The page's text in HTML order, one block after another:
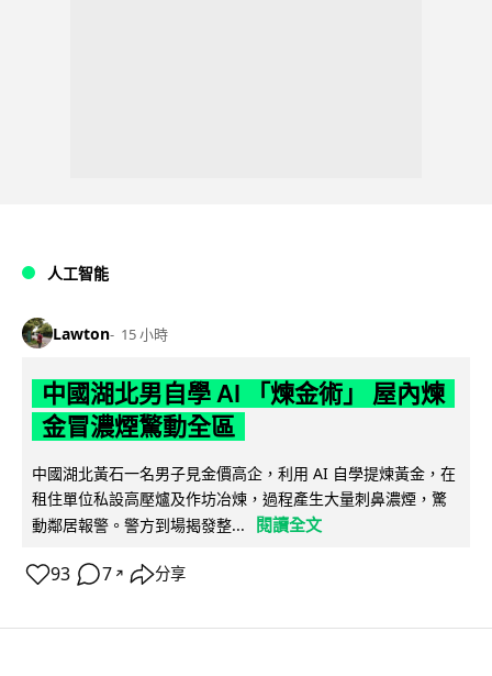
人工智能
Lawton 15 小時
中國湖北男自學 AI 「煉金術」 屋內煉
金冒濃煙驚動全區
中國湖北黃石一名男子見金價高企，利用 AI 自學提煉黃金，在
租住單位私設高壓爐及作坊冶煉，過程產生大量刺鼻濃煙，驚
動鄰居報警。警方到場揭發整...
閱讀全文
93 7 ↗ 分享